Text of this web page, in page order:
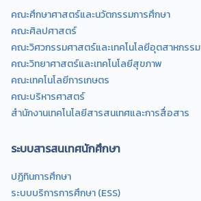
คณะศึกษาศาสตร์และนวัตกรรมการศึกษา
คณะศิลปศาสตร์
คณะวิศวกรรมศาสตร์และเทคโนโลยีอุตสาหกรรม
คณะวิทยาศาสตร์และเทคโนโลยีสุขภาพ
คณะเทคโนโลยีการเกษตร
คณะบริหารศาสตร์
สำนักงานเทคโนโลยีสารสนเทศและการสื่อสาร
ระบบสารสนเทศนักศึกษา
ปฏิทินการศึกษา
ระบบบริการการศึกษา (ESS)